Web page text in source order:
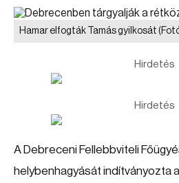
Hamar elfogták Tamás gyilkosát
Hirdetés
Hirdetés
A Debreceni Fellebbviteli
helybenhagyását indítványozta